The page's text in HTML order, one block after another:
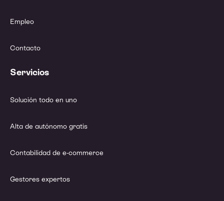
Empleo
Contacto
Servicios
Solución todo en uno
Alta de autónomo gratis
Contabilidad de e-commerce
Gestores expertos